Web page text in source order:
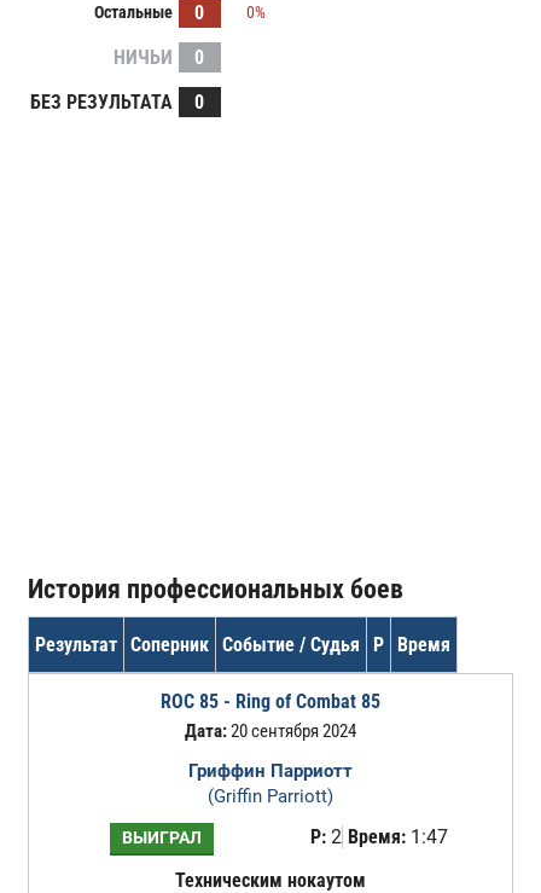
Остальные
0 0%
НИЧЬИ
0
БЕЗ РЕЗУЛЬТАТА
0
История профессиональных боев
Результат Соперник Событие / Судья Р Время
ROC 85 - Ring of Combat 85
Дата:20 сентября 2024
Гриффин Парриотт
(Griffin Parriott)
ВЫИГРАЛ Р:2 Время:1:47
Техническим нокаутом